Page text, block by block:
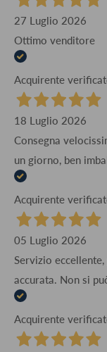
27 Luglio 2026
Ottimo venditore
Acquirente
18 Luglio 2026
Consegna
un giorno, ben
Acquirente
05 Luglio 2026
Servizio
accurata. Non si
Acquirente